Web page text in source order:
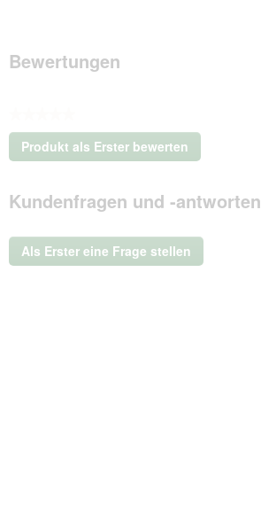
Bewertungen
Kein
Beurteilungswert
Produkt als Erster bewerten
.
dieser
Aktion
ein
modales
Kundenfragen und -antworten
Als Erster eine Frage stellen